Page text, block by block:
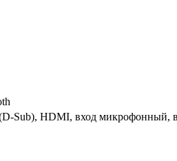
Sub), HDMI, вход микрофонный,